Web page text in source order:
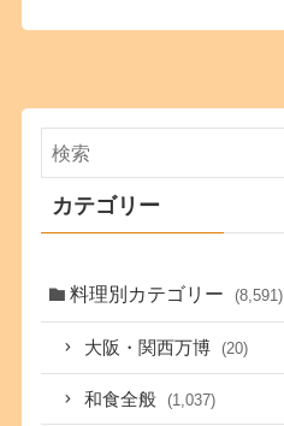
カテゴリー
料理別カテゴリー (8,591)
大阪・関西万博 (20)
和食全般 (1,037)